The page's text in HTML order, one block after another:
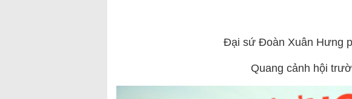
Đại sứ Đoàn Xuân Hưng
Quang cảnh hội